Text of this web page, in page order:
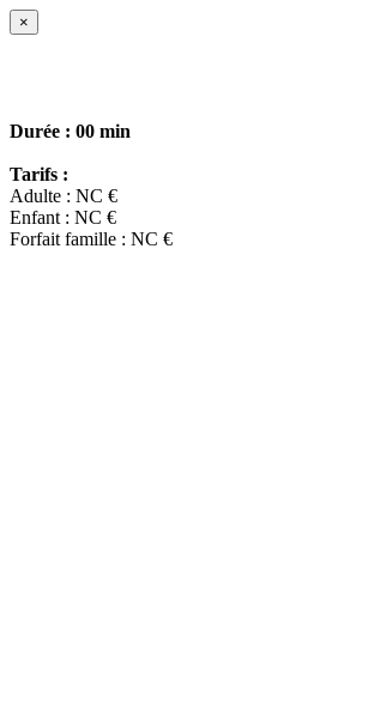
×
Durée : 00 min
Tarifs :
Adulte : NC €
Enfant : NC €
Forfait famille : NC €